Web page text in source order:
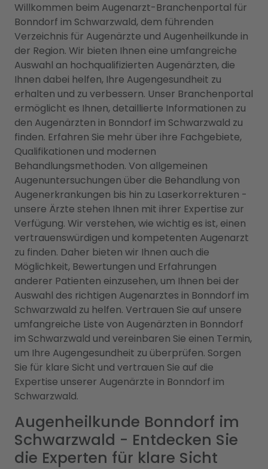
Willkommen beim Augenarzt-Branchenportal für
Bonndorf im Schwarzwald, dem führenden
Verzeichnis für Augenärzte und Augenheilkunde in
der Region. Wir bieten Ihnen eine umfangreiche
Auswahl an hochqualifizierten Augenärzten, die
Ihnen dabei helfen, Ihre Augengesundheit zu
erhalten und zu verbessern. Unser Branchenportal
ermöglicht es Ihnen, detaillierte Informationen zu
den Augenärzten in Bonndorf im Schwarzwald zu
finden. Erfahren Sie mehr über ihre Fachgebiete,
Qualifikationen und modernen
Behandlungsmethoden. Von allgemeinen
Augenuntersuchungen über die Behandlung von
Augenerkrankungen bis hin zu Laserkorrekturen -
unsere Ärzte stehen Ihnen mit ihrer Expertise zur
Verfügung. Wir verstehen, wie wichtig es ist, einen
vertrauenswürdigen und kompetenten Augenarzt
zu finden. Daher bieten wir Ihnen auch die
Möglichkeit, Bewertungen und Erfahrungen
anderer Patienten einzusehen, um Ihnen bei der
Auswahl des richtigen Augenarztes in Bonndorf im
Schwarzwald zu helfen. Vertrauen Sie auf unsere
umfangreiche Liste von Augenärzten in Bonndorf
im Schwarzwald und vereinbaren Sie einen Termin,
um Ihre Augengesundheit zu überprüfen. Sorgen
Sie für klare Sicht und vertrauen Sie auf die
Expertise unserer Augenärzte in Bonndorf im
Schwarzwald.
Augenheilkunde Bonndorf im
Schwarzwald - Entdecken Sie
die Experten für klare Sicht